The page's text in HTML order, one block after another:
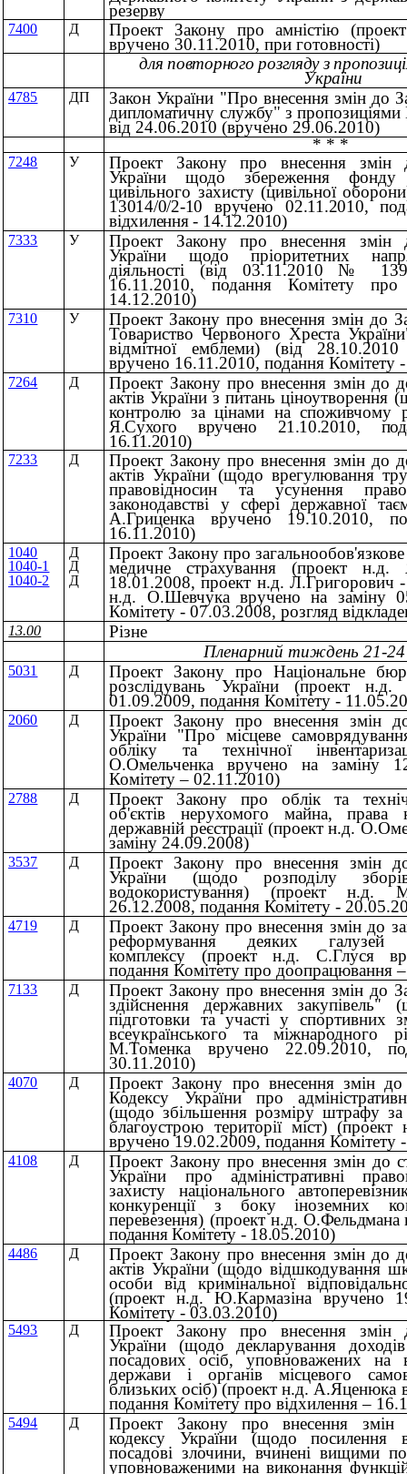
резерву
7400 Д Проект Закону про амністію
вручено 30.11.2010, при готовності)
для повторного розгляду з
України
4785 ДП Закон України "Про внесення змін до
дипломатичну службу" з пропозиціями
від 24.06.2010 (вручено 29.06.2010)
* * *
7248 У Проект Закону про внесення змін
України щодо збереження фонду
цивільного захисту (цивільної
13014/0/2-10 вручено 02.11.2010,
відхилення - 14.12.2010)
7333 У Проект Закону про внесення змін
України щодо пріоритетних
діяльності (вiд 03.11.2010 №
16.11.2010, подання Комітету
14.12.2010)
7310 У Проект Закону про внесення змін до
Товариство Червоного Хреста
відмітної емблеми) (вiд
вручено 16.11.2010, подання Комітету
7264 Д Проект Закону про внесення змін до
актів України з питань ціноутворення
контролю за цінами на споживчому
Я.Сухого вручено 21.10.2010,
16.11.2010)
7233 Д Проект Закону про внесення змін до
актів України (щодо врегулювання
правовідносин та усунення
законодавстві у сфері державної
А.Гриценка вручено 19.10.2010,
16.11.2010)
1040
1040-1
1040-2
Д
Д
Д
Проект Закону про
медичне страхування (проект н.д.
18.01.2008, проект н.д. Л.Григорович
н.д. О.Шевчука вручено на заміну
Комітету - 07.03.2008, розгляд
13.00
Різне
Пленарний тиждень 21-24
5031 Д Проект Закону про Національне
розслідувань України (проект
01.09.2009, подання Комітету -
2060 Д Проект Закону про внесення змін
України "Про місцеве
обліку та технічної
О.Омельченка вручено на заміну
Комітету – 02.11.2010)
2788 Д Проект Закону про облік та
об'єктів нерухомого майна, права
державній реєстрації (проект н.д.
заміну 24.09.2008)
3537 Д Проект Закону про внесення змін
України (щодо розподілу
водокористування) (проект н.д.
26.12.2008, подання Комітету -
4719 Д Проект Закону про внесення змін до
реформування деяких галузей
комплексу (проект н.д. С.Глуся
подання Комітету про доопрацювання
7133 Д Проект Закону про внесення змін до
здійснення державних закупівель"
підготовки та участі у спортивних
всеукраїнського та міжнародного
М.Томенка вручено 22.09.2010,
30.11.2010)
4070 Д Проект Закону про внесення змін
Кодексу України про
(щодо збільшення розміру штрафу
благоустрою території міст)
вручено 19.02.2009, подання Комітету
4108 Д Проект Закону про внесення змін до
України про адміністративні
захисту національного
конкуренції з боку іноземних
перевезення) (проект н.д.О.Фельдмана
подання Комітету - 18.05.2010)
4486 Д Проект Закону про внесення змін до
актів України (щодо відшкодування
особи від кримінальної
(проект н.д. Ю.Кармазіна вручено
Комітету - 03.03.2010)
5493 Д Проект Закону про внесення змін
України (щодо декларування
посадових осіб, уповноважених на
держави і органів місцевого
близьких осіб) (проект н.д. А.Яценюка
подання Комітету про відхилення –
5494 Д Проект Закону про внесення змін
кодексу України (щодо посилення
посадові злочини, вчинені вищими
уповноваженими на виконання